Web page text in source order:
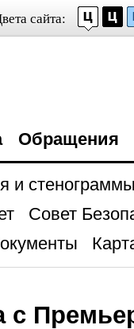
сайта:
Обращения
и стенограммы
Совет
с